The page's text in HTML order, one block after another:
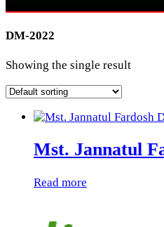
DM-2022
Showing the single result
Mst. Jannatul
Read more